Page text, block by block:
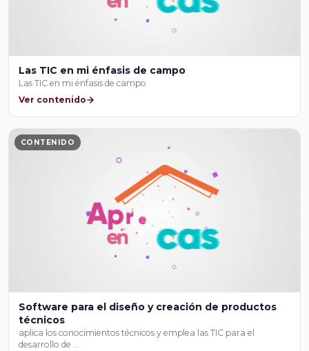
Las TIC en mi énfasis de campo
Las TIC en mi énfasis de campo
Ver contenido
CONTENIDO
Software para el diseño y creación de productos
técnicos
aplica los conocimientos técnicos y emplea las TIC para el
desarrollo de …